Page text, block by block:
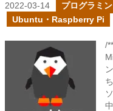
2022-03-14 プログラミ
Ubuntu・Raspberry Pi
/**